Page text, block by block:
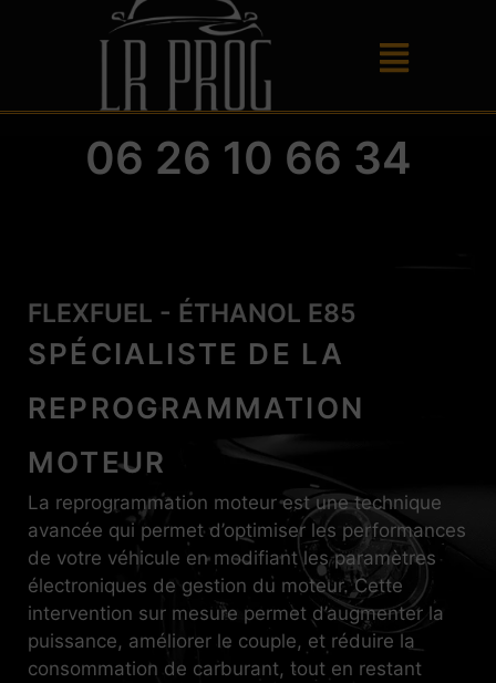
06 26 10 66 34
FLEXFUEL - ÉTHANOL E85
SPÉCIALISTE DE LA
REPROGRAMMATION
MOTEUR
La reprogrammation moteur est une technique
avancée qui permet d’optimiser les performances
de votre véhicule en modifiant les paramètres
électroniques de gestion du moteur. Cette
intervention sur mesure permet d’augmenter la
puissance, améliorer le couple, et réduire la
consommation de carburant, tout en restant